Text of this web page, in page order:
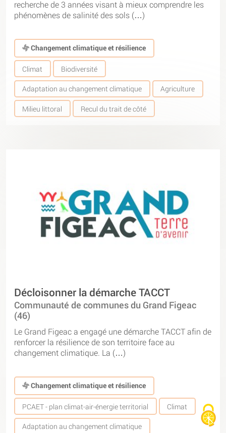
recherche de 3 années visant à mieux comprendre les
phénomènes de salinité des sols (…)
Changement climatique et résilience
Climat Biodiversité
Adaptation au changement climatique Agriculture
Milieu littoral Recul du trait de côté
Décloisonner la démarche TACCT
Communauté de communes du Grand Figeac
(46)
Le Grand Figeac a engagé une démarche TACCT afin de
renforcer la résilience de son territoire face au
changement climatique. La (…)
Changement climatique et résilience
PCAET - plan climat-air-énergie territorial Climat
Adaptation au changement climatique